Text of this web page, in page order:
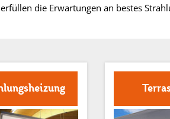
die Erwartungen an bestes